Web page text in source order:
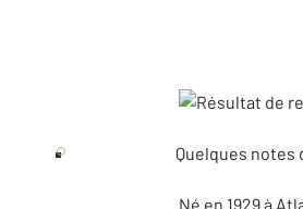
Quelques
Né en 1929 à